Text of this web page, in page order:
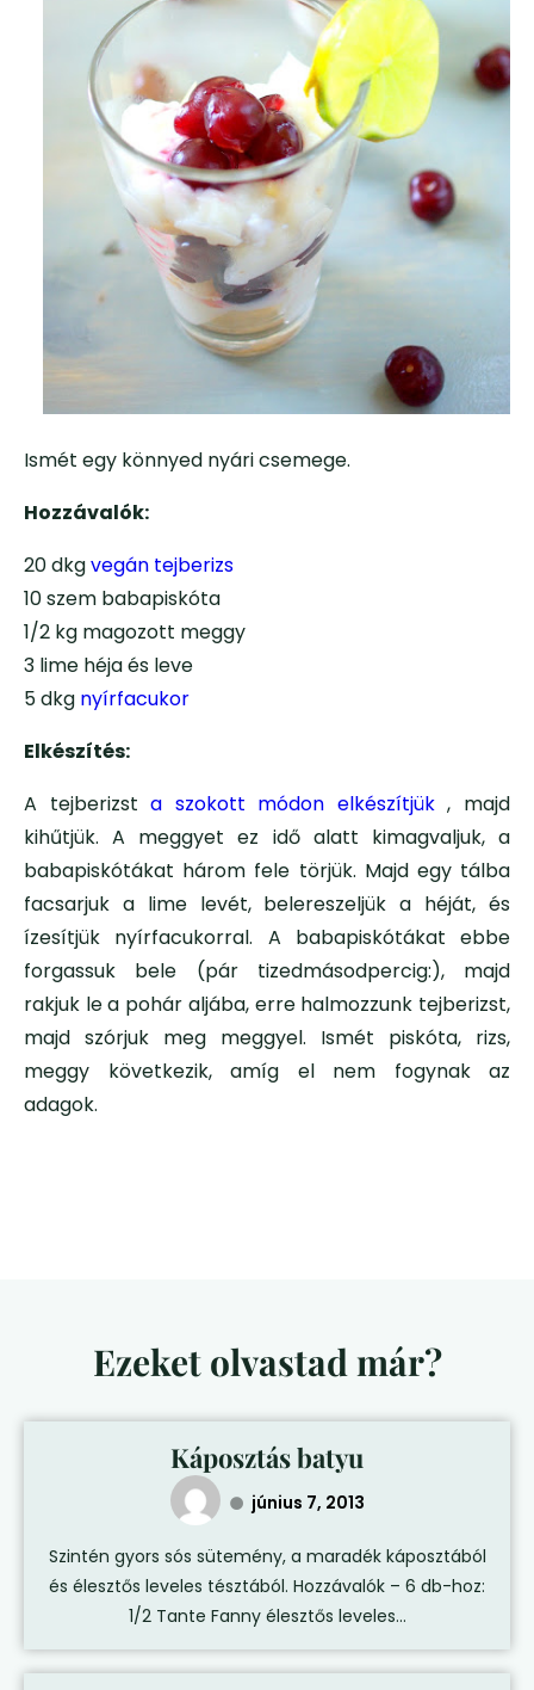
Ismét egy könnyed nyári csemege.
Hozzávalók:
20 dkgvegán tejberizs
10 szem babapiskóta
1/2 kg magozott meggy
3 lime héja és leve
5 dkg nyírfacukor
Elkészítés:
A tejberizsta szokott módon elkészítjük, majd
kihűtjük. A meggyet ez idő alatt kimagvaljuk, a
babapiskótákat három fele törjük. Majd egy tálba
facsarjuk a lime levét, belereszeljük a héját, és
ízesítjük nyírfacukorral. A babapiskótákat ebbe
forgassuk bele (pár tizedmásodpercig:), majd
rakjuk le a pohár aljába, erre halmozzunk tejberizst,
majd szórjuk meg meggyel. Ismét piskóta, rizs,
meggy következik, amíg el nem fogynak az
adagok.
Ezeket olvastad már?
Káposztás batyu
június 7, 2013
Szintén gyors sós sütemény, a maradék káposztából
és élesztős leveles tésztából. Hozzávalók – 6 db-hoz:
1/2 Tante Fanny élesztős leveles...